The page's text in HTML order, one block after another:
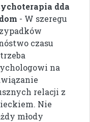
dda
- W szeregu
czasu
na
relacji z
Nie
młody